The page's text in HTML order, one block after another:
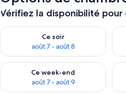
Vérifiez la disponibilité pour
Ce soir
août 7 - août 8
Vérifier la disponibilité pour ce soir
Ce week-end
août 7 - août 9
Vérifier la disponibilité pour ce